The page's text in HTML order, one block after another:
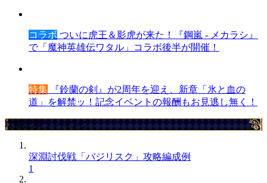
コラボ ついに虎王＆影虎が来た！『鋼嵐 - メカラシ』
で「魔神英雄伝ワタル」コラボ後半が開催！
特集 『鈴蘭の剣』が2周年を迎え、新章「氷と血の
道」を解禁ッ！記念イベントの報酬もお見逃し無く！
攻略記事ランキング
深淵討伐戦「バジリスク」攻略編成例
1